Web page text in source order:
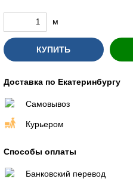
м
КУПИТЬ
Доставка по Екатеринбургу
Самовывоз
Курьером
Способы оплаты
Банковский перевод